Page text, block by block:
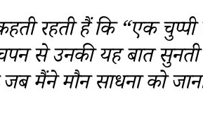
रहती हैं कि “एक चुप्पी
से उनकी यह बात
मैंने मौन साधना को